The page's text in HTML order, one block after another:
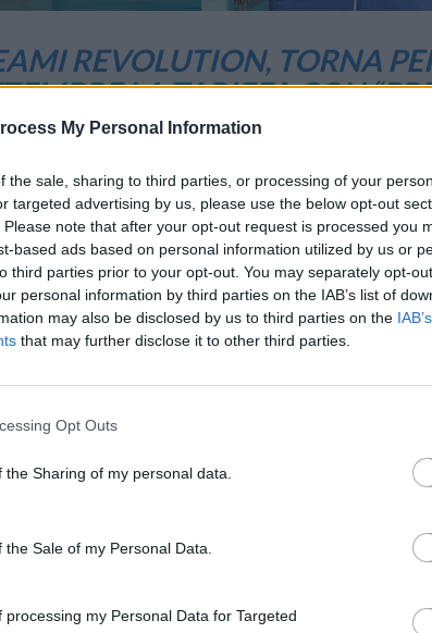
My Personal Information
the sale, sharing to third parties, or processing of your
targeted advertising by us, please use the below opt-out
note that after your opt-out request is processed you
based ads based on personal information utilized by us or
third parties prior to your opt-out. You may separately opt-
personal information by third parties on the IAB’s list of
may also be disclosed by us to third parties on the
that may further disclose it to other third parties.
Opt Outs
Sharing of my personal data.
Sale of my Personal Data.
processing my Personal Data for Targeted
REVOLUTION, TORNA
LA TARIFFA CON
2017 17:27 by Redazione
e fino al prossimo 30 settembre torna “ creami Revolution ”,
e che premia la fedeltà del cliente.
Revolution” include 1000 Credit da utilizzare
varia in base alla frequenza di rinnovo decisa
scegliere tra:
” che prevede un rinnovo al costo di 12€
” che prevede 3 rinnovi anticipati al
opzione porta il costo del piano a 10€/4 settimane;
” che prevede 6 rinnovi anticipati al costo